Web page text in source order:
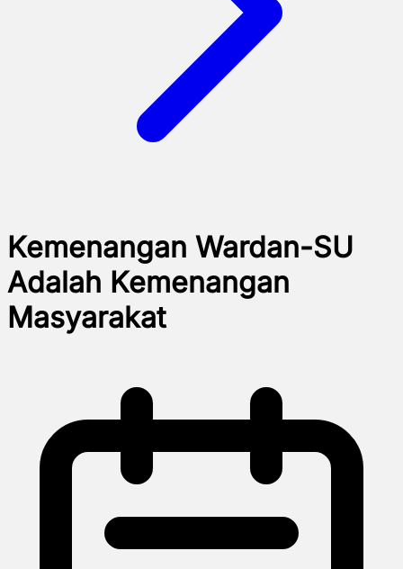
Kemenangan Wardan-SU
Adalah Kemenangan
Masyarakat